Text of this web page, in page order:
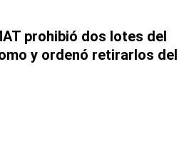
prohibió dos lotes del
y ordenó retirarlos del